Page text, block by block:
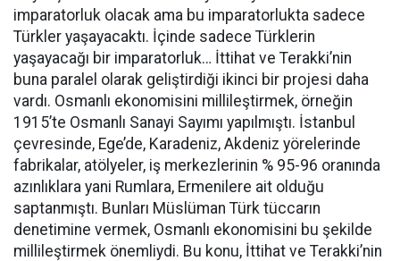
imparatorluk olacak ama bu imparatorlukta sadece
Türkler yaşayacaktı. İçinde sadece Türklerin
yaşayacağı bir imparatorluk… İttihat ve Terakki’nin
buna paralel olarak geliştirdiği ikinci bir projesi daha
vardı. Osmanlı ekonomisini millileştirmek, örneğin
1915’te Osmanlı Sanayi Sayımı yapılmıştı. İstanbul
çevresinde, Ege’de, Karadeniz, Akdeniz yörelerinde
fabrikalar, atölyeler, iş merkezlerinin % 95-96 oranında
azınlıklara yani Rumlara, Ermenilere ait olduğu
saptanmıştı. Bunları Müslüman Türk tüccarın
denetimine vermek, Osmanlı ekonomisini bu şekilde
millileştirmek önemliydi. Bu konu, İttihat ve Terakki’nin